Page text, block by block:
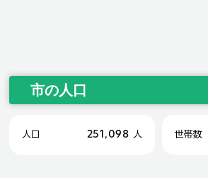
市の人口
人口 251,098 人 世帯数